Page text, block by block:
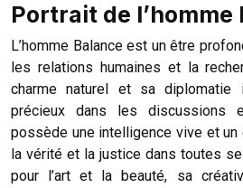
Portrait de l’homme
L’homme Balance est un être
les relations humaines et la
charme naturel et sa
précieux dans les discussions
possède une intelligence vive et un
la vérité et la justice dans toutes
pour l’art et la beauté, sa